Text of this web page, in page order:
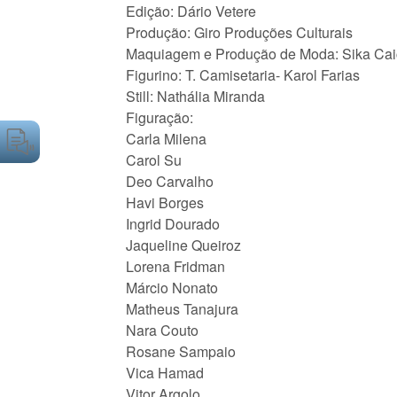
Edição: Dário Vetere
Produção: Giro Produções Culturais
Maquiagem e Produção de Moda: Sika
Figurino: T. Camisetaria- Karol Farias
Still: Nathália Miranda
Figuração:
Carla Milena
Carol Su
Deo Carvalho
Havi Borges
Ingrid Dourado
Jaqueline Queiroz
Lorena Fridman
Márcio Nonato
Matheus Tanajura
Nara Couto
Rosane Sampaio
Vica Hamad